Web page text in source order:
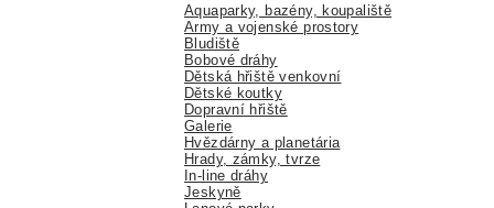
Aquaparky, bazény, koupaliště
Army a vojenské prostory
Bludiště
Bobové dráhy
Dětská hřiště venkovní
Dětské koutky
Dopravní hřiště
Galerie
Hvězdárny a planetária
Hrady, zámky, tvrze
In-line dráhy
Jeskyně